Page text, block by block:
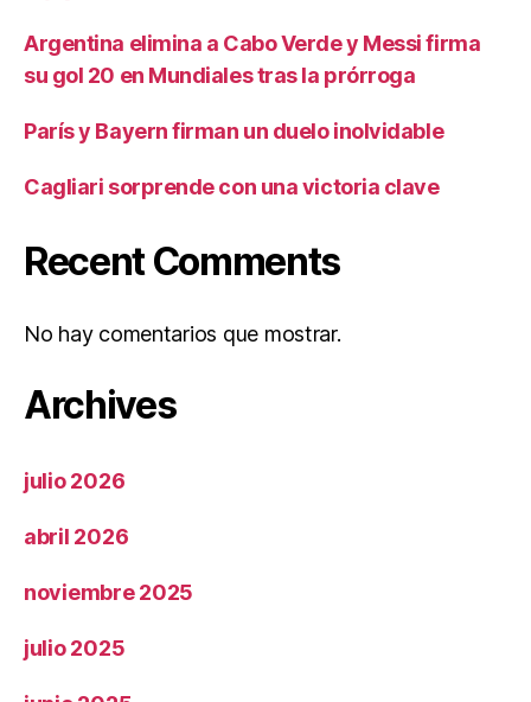
Argentina elimina a Cabo Verde y Messi firma
su gol 20 en Mundiales tras la prórroga
París y Bayern firman un duelo inolvidable
Cagliari sorprende con una victoria clave
Recent Comments
No hay comentarios que mostrar.
Archives
julio 2026
abril 2026
noviembre 2025
julio 2025